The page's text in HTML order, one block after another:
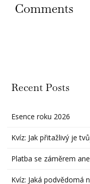
Comments
Recent Posts
Esence roku 2026
Kvíz: Jak přitažlivý je
Platba se záměrem
Kvíz: Jaká podvědomá